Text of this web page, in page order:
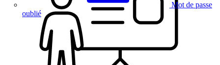
Mot de passe
oublié